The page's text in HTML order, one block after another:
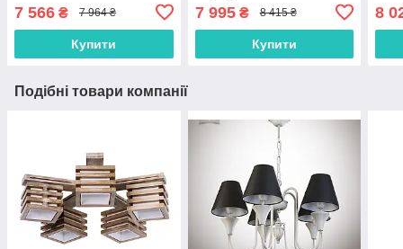
7 566 ₴ 7 964 ₴
Купити
7 995₴ 8 415 ₴
Купити
8
Подібні товари компанії